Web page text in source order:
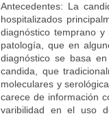
Antecedentes: La
hospitalizados
diagnóstico temprano
patología, que en
diagnóstico se basa
candida, que
moleculares y
carece de información
varibilidad en el uso